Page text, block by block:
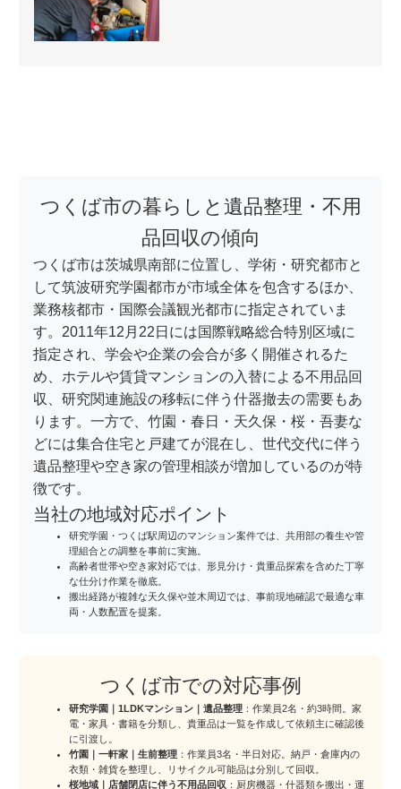
つくば市の暮らしと遺品整理・不用
品回収の傾向
つくば市は茨城県南部に位置し、学術・研究都市と
して筑波研究学園都市が市域全体を包含するほか、
業務核都市・国際会議観光都市に指定されていま
す。2011年12月22日には国際戦略総合特別区域に
指定され、学会や企業の会合が多く開催されるた
め、ホテルや賃貸マンションの入替による不用品回
収、研究関連施設の移転に伴う什器撤去の需要もあ
ります。一方で、竹園・春日・天久保・桜・吾妻な
どには集合住宅と戸建てが混在し、世代交代に伴う
遺品整理や空き家の管理相談が増加しているのが特
徴です。
当社の地域対応ポイント
研究学園・つくば駅周辺のマンション案件では、共用部の養生や管
理組合との調整を事前に実施。
高齢者世帯や空き家対応では、形見分け・貴重品探索を含めた丁寧
な仕分け作業を徹底。
搬出経路が複雑な天久保や並木周辺では、事前現地確認で最適な車
両・人数配置を提案。
つくば市での対応事例
研究学園｜1LDKマンション｜遺品整理 ：作業員2名・約3時間。家
電・家具・書籍を分類し、貴重品は一覧を作成して依頼主に確認後
に引渡し。
竹園｜一軒家｜生前整理 ：作業員3名・半日対応。納戸・倉庫内の
衣類・雑貨を整理し、リサイクル可能品は分別して回収。
桜地域｜店舗閉店に伴う不用品回収 ：厨房機器・什器類を搬出・運